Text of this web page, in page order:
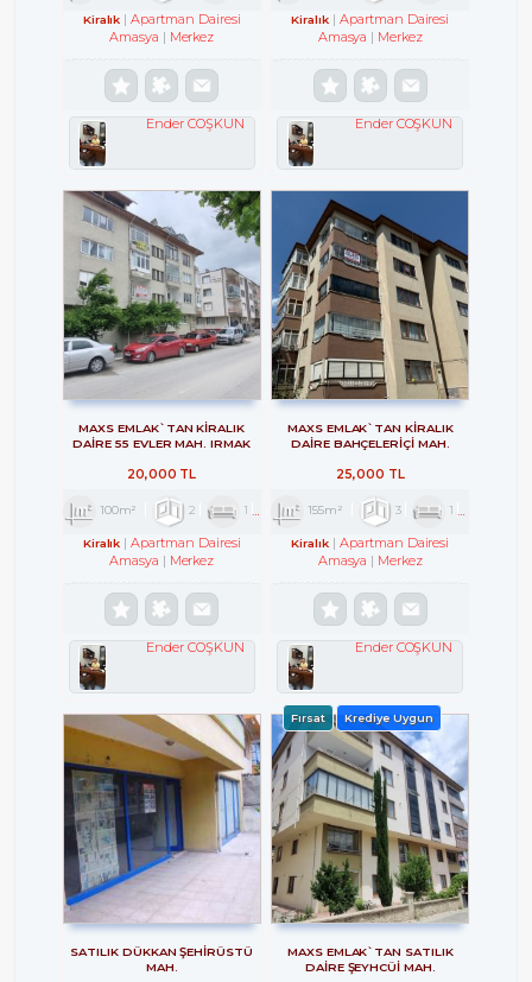
Kiralık
Apartman Dairesi
Amasya
Merkez
Ender COŞKUN
Kiralık
Apartman Dairesi
Amasya
Merkez
Ender COŞKUN
MAXS EMLAK`TAN KİRALIK
DAİRE 55 EVLER MAH. IRMAK
20,000 TL
100m² 2 1 1
Kiralık
Apartman Dairesi
Amasya
Merkez
Ender COŞKUN
MAXS EMLAK`TAN KİRALIK
DAİRE BAHÇELERİÇİ MAH.
25,000 TL
155m² 3 1
Kiralık
Apartman Dairesi
Amasya
Merkez
Ender COŞKUN
SATILIK DÜKKAN ŞEHİRÜSTÜ
MAH.
Fırsat Krediye Uygun
MAXS EMLAK`TAN SATILIK
DAİRE ŞEYHCÜİ MAH.